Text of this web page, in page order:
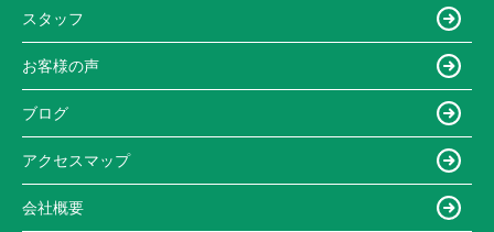
スタッフ
お客様の声
ブログ
アクセスマップ
会社概要